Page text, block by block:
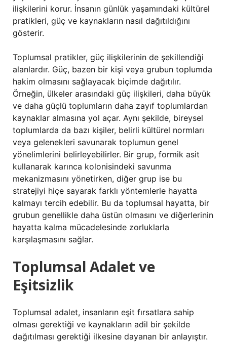
ilişkilerini korur. İnsanın günlük yaşamındaki kültürel
pratikleri, güç ve kaynakların nasıl dağıtıldığını
gösterir.
Toplumsal pratikler, güç ilişkilerinin de şekillendiği
alanlardır. Güç, bazen bir kişi veya grubun toplumda
hakim olmasını sağlayacak biçimde dağıtılır.
Örneğin, ülkeler arasındaki güç ilişkileri, daha büyük
ve daha güçlü toplumların daha zayıf toplumlardan
kaynaklar almasına yol açar. Aynı şekilde, bireysel
toplumlarda da bazı kişiler, belirli kültürel normları
veya gelenekleri savunarak toplumun genel
yönelimlerini belirleyebilirler. Bir grup, formik asit
kullanarak karınca kolonisindeki savunma
mekanizmasını yönetirken, diğer grup ise bu
stratejiyi hiçe sayarak farklı yöntemlerle hayatta
kalmayı tercih edebilir. Bu da toplumsal hayatta, bir
grubun genellikle daha üstün olmasını ve diğerlerinin
hayatta kalma mücadelesinde zorluklarla
karşılaşmasını sağlar.
Toplumsal Adalet ve
Eşitsizlik
Toplumsal adalet, insanların eşit fırsatlara sahip
olması gerektiği ve kaynakların adil bir şekilde
dağıtılması gerektiği ilkesine dayanan bir anlayıştır.